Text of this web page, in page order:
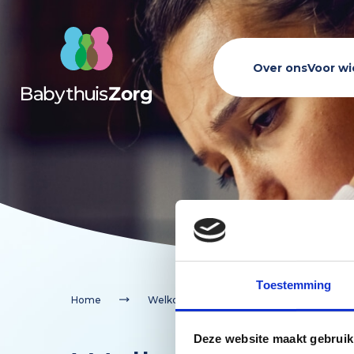
Toestemming
Deze website maakt
Over onsVoor
Kwaliteit van zorg
Cliëntervaring
Home Welkom Kraamzorg